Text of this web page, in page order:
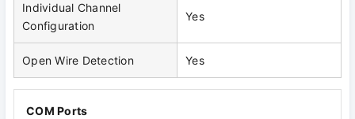
Individual Channel
Configuration
Yes
Open Wire Detection Yes
COM Ports